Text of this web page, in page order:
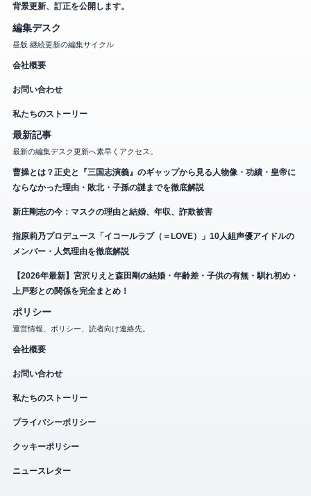
背景更新、訂正を公開します。
編集デスク
昼版 継続更新の編集サイクル
会社概要
お問い合わせ
私たちのストーリー
最新記事
最新の編集デスク更新へ素早くアクセス。
曹操とは？正史と『三国志演義』のギャップから見る人物像・功績・皇帝に
ならなかった理由・敗北・子孫の謎までを徹底解説
新庄剛志の今：マスクの理由と結婚、年収、詐欺被害
指原莉乃プロデュース「イコールラブ（＝LOVE）」10人組声優アイドルの
メンバー・人気理由を徹底解説
【2026年最新】宮沢りえと森田剛の結婚・年齢差・子供の有無・馴れ初め・
上戸彩との関係を完全まとめ！
ポリシー
運営情報、ポリシー、読者向け連絡先。
会社概要
お問い合わせ
私たちのストーリー
プライバシーポリシー
クッキーポリシー
ニュースレター